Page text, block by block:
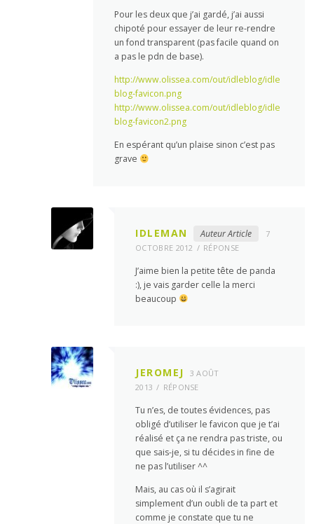
Pour les deux que j’ai gardé, j’ai aussi
chipoté pour essayer de leur re-rendre
un fond transparent (pas facile quand on
a pas le pdn de base).
http://www.olissea.com/out/idleblog/idle
blog-favicon.png
http://www.olissea.com/out/idleblog/idle
blog-favicon2.png
En espérant qu’un plaise sinon c’est pas
grave
IDLEMAN Auteur Article
7
OCTOBRE 2012
RÉPONSE
J’aime bien la petite tête de panda
:), je vais garder celle la merci
beaucoup
JEROMEJ
3 AOÛT
2013
RÉPONSE
Tu n’es, de toutes évidences, pas
obligé d’utiliser le favicon que je t’ai
réalisé et ça ne rendra pas triste, ou
que sais-je, si tu décides in fine de
ne pas l’utiliser ^^
Mais, au cas où il s’agirait
simplement d’un oubli de ta part et
comme je constate que tu ne